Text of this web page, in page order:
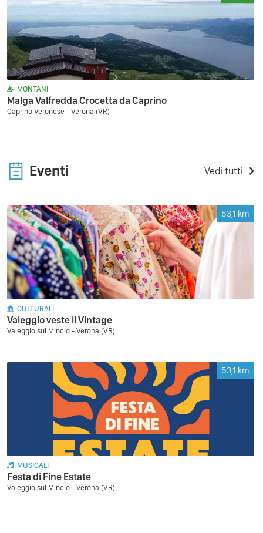
MONTANI
Malga Valfredda Crocetta da Caprino
Caprino Veronese - Verona (VR)
Eventi Vedi tutti
53,1 km
CULTURALI
Valeggio veste il Vintage
Valeggio sul Mincio - Verona (VR)
53,1 km
MUSICALI
Festa di Fine Estate
Valeggio sul Mincio - Verona (VR)